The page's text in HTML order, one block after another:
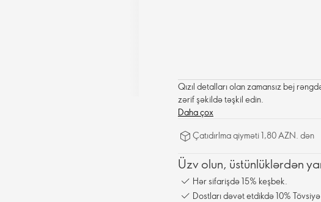
Qızıl detalları olan zamansız bej
zərif şəkildə təşkil edin.
Daha çox
Çatıdırlma qiyməti 1,80 AZN. dən
Üzv olun, üstünlüklərdən
Hər sifarişdə 15% keşbek.
Dostları dəvət etdikdə 10%